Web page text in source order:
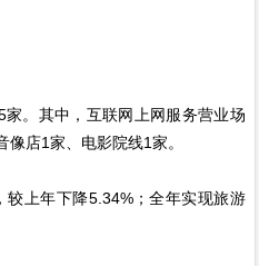
。其中，互联网上网服务营业场
店1家、电影院线1家。
上年下降5.34%；全年实现旅游